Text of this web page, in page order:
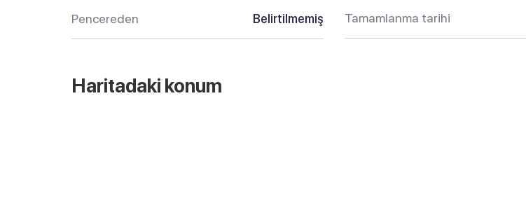
Pencereden Belirtilmemiş Tamamlanma tarihi
Haritadaki konum